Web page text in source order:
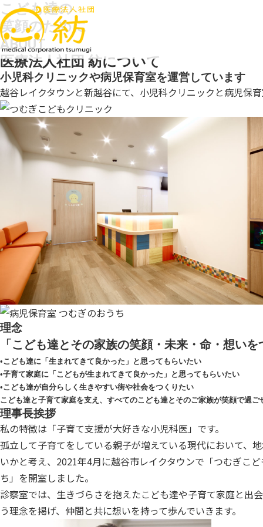
こども達の
笑顔のために
ABOUT
医療法人社団 紡について
小児科クリニックや病児保育室を運営しています
越谷レイクタウンと新越谷にて、小児科クリニックと病児保
理念
「こども達とその家族の笑顔・未来・命・想いを
•こども達に「生まれてきて良かった」と思ってもらいたい
•子育て家庭に「こどもが生まれてきて良かった」と思ってもらいたい
•こども達が自分らしく生きやすい街や社会をつくりたい
こども達と子育て家庭を支え、すべてのこども達とそのご家族が笑顔で過
理事長挨拶
私の特徴は「子育て支援が大好きな小児科医」です。
孤立して子育てをしている親子が増えている現代において、
いかと考え、2021年4月に越谷市レイクタウンで「つむぎこ
ち」を開室しました。
診察室では、生きづらさを抱えたこども達や子育て家庭と出
う理念を掲げ、仲間と共に想いを持って歩んでいきます。